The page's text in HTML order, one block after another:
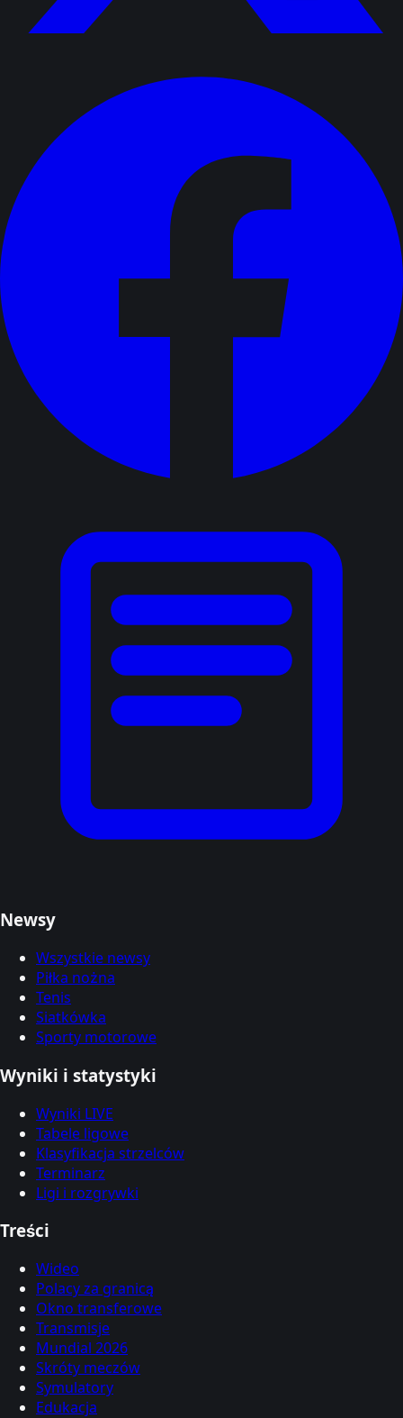
Newsy
Wszystkie newsy
Piłka nożna
Tenis
Siatkówka
Sporty motorowe
Wyniki i statystyki
Wyniki LIVE
Tabele ligowe
Klasyfikacja strzelców
Terminarz
Ligi i rozgrywki
Treści
Wideo
Polacy za granicą
Okno transferowe
Transmisje
Mundial 2026
Skróty meczów
Symulatory
Edukacja